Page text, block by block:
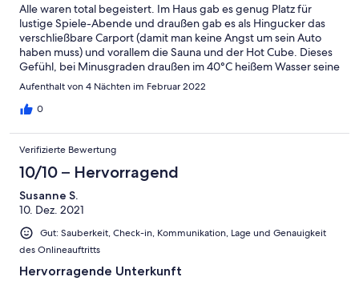
Alle waren total begeistert. Im Haus gab es genug Platz für
lustige Spiele-Abende und draußen gab es als Hingucker das
verschließbare Carport (damit man keine Angst um sein Auto
haben muss) und vorallem die Sauna und der Hot Cube. Dieses
Gefühl, bei Minusgraden draußen im 40°C heißem Wasser seine
Getränke zu genießen, war einfach nur herrlich.
Aufenthalt von 4 Nächten im Februar 2022
0
Verifizierte Bewertung
10/10 – Hervorragend
Susanne S.
10. Dez. 2021
Gut: Sauberkeit, Check-in, Kommunikation, Lage und Genauigkeit
des Onlineauftritts
Hervorragende Unterkunft